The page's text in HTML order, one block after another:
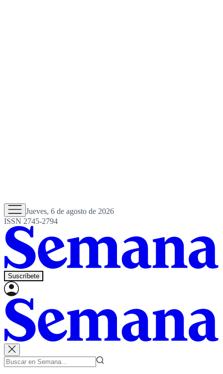
Jueves, 6 de agosto de 2026
ISSN 2745-2794
Suscríbete